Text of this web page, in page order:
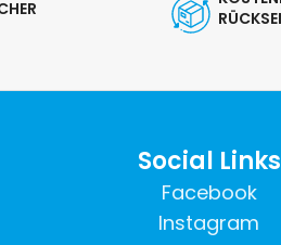
Social Links
Facebook
Instagram